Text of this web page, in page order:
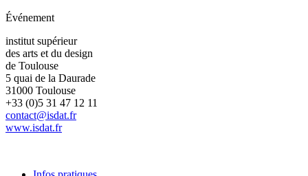
Événement
institut supérieur
des arts et du design
de Toulouse
5 quai de la Daurade
31000 Toulouse
+33 (0)5 31 47 12 11
contact@isdat.fr
www.isdat.fr